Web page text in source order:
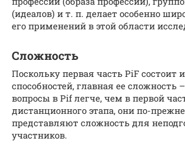
(идеалов) и т. п. делает особенно
его применений в этой области
Сложность
Поскольку первая часть PiF состоит
способностей, главная ее сложность
вопросы в Pif легче, чем в первой
дистанционного этапа, они по-
представляют сложность для
участников.